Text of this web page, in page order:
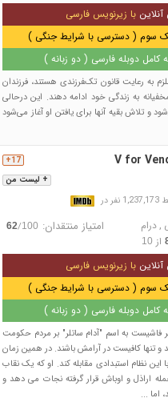
با زیرنویس فارسی
سوم ( دسترسی با شرایط جنگی )
کامل دوبله فارسی ( دو زبانه )
به رعایت قانون تک‌‍فرزندی هستند، فرزندان
به زندگی خود ادامه دهند. این درحالی
است که یکی از این هفت‌قلوها ناگهان ناپدید می‌‎شود و تلاش بقیه آنها برای یافتن او آغاز می‌شود
+ لیست من
17+ V for
در
,درام امتیاز منتقدان: 62/100
از 10
با زیرنویس فارسی
سوم ( دسترسی با شرایط جنگی )
کامل دوبله فارسی ( دو زبانه )
فاشیست به اسم "آدام ساتلر" بر مردم حکومت
و تنها کافیست در آرامش باشند. در همین زمان
نظام استبدادی مقابله کند. او که یک نقاب
اراذل و اوباش قرار گرفته نجات می دهد و
اما ...